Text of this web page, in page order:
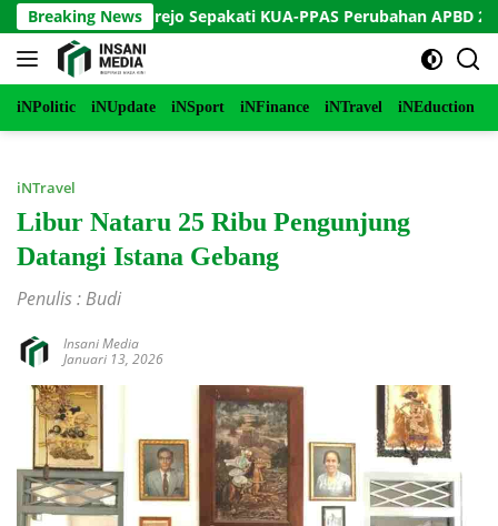
Langsung
ke
konten
Breaking News
Bupati Purworejo Sepakati KUA-PPAS Perubahan APBD 2026
iNPolitic iNUpdate iNSport iNFinance iNTravel iNEduction
iNTravel
Libur Nataru 25 Ribu Pengunjung
Datangi Istana Gebang
Penulis : Budi
Insani Media
Januari 13, 2026